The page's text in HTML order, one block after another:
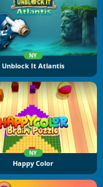
NY
Unblock It Atlantis
NY
Happy Color